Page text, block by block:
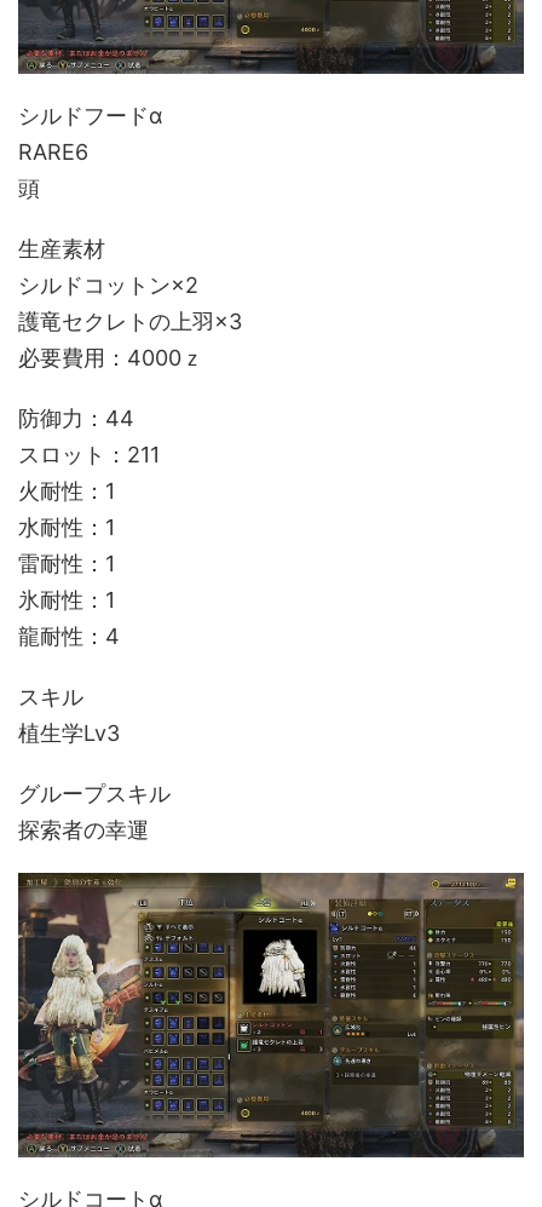
シルドフードα
RARE6
頭
生産素材
シルドコットン×2
護竜セクレトの上羽×3
必要費用：4000ｚ
防御力：44
スロット：211
火耐性：1
水耐性：1
雷耐性：1
氷耐性：1
龍耐性：4
スキル
植生学Lv3
グループスキル
探索者の幸運
シルドコートα